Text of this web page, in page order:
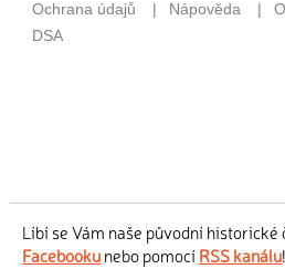
Líbí se Vám naše původní historické
Facebookunebo pomocí RSS kanálu!